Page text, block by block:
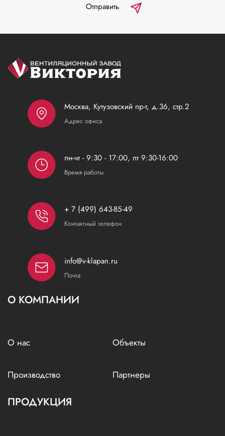
Отправить
Москва, Кутузовский пр-т, д.36, стр.2
Адрес офиса
пн-чт - 9:30 - 17:00, пт 9:30-16:00
Время работы
+ 7 (499) 643-85-49
Контактный телефон
info@v-klapan.ru
Почта
О КОМПАНИИ
О нас Объекты
Производство Партнеры
ПРОДУКЦИЯ